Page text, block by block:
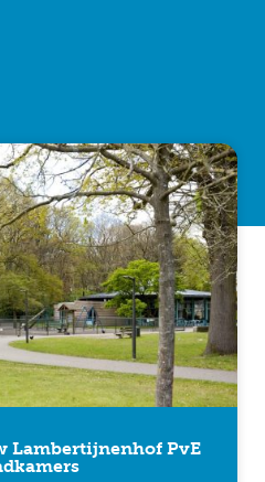
Lambertijnenhof PvE